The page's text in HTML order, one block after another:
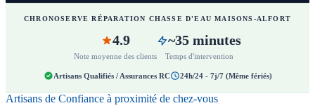
CHRONOSERVE RÉPARATION CHASSE D'EAU MAISONS-ALFORT
4.9
Note moyenne des clients
~35 minutes
Temps d'intervention
Artisans Qualifiés / Assurances RC 24h/24 - 7j/7 (Même fériés)
Artisans de Confiance à proximité de chez-vous